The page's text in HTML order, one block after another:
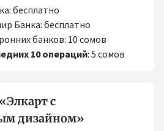
бесплатно
Банка: бесплатно
банков: 10 сомов
10 операций: 5 сомов
с
дизайном»